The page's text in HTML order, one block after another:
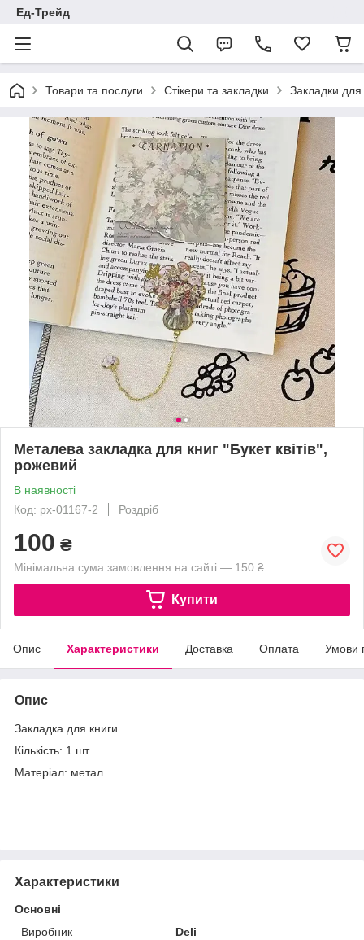
Ед-Трейд
Товари та послуги Стікери та закладки Закладки для
Металева закладка для книг "Букет квітів",
рожевий
В наявності
Код: px-01167-2
Роздріб
100 ₴
Мінімальна сума замовлення на сайті — 150 ₴
Купити
Опис Характеристики Доставка Оплата Умови
Опис
Закладка для книги
Кількість: 1 шт
Матеріал: метал
Характеристики
Основні
Виробник
Deli